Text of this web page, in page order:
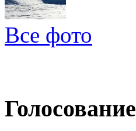
Все фото
Голосование